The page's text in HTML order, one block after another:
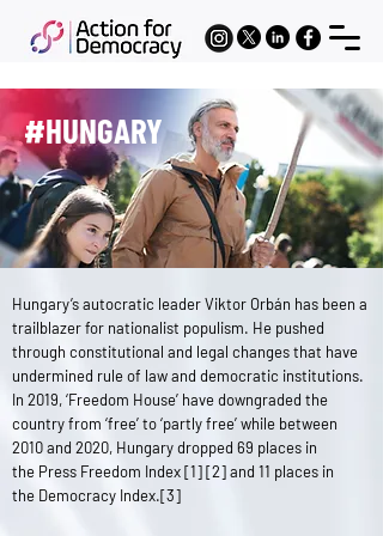
#HUNGARY
Hungary’s autocratic leader Viktor Orbán has been a
trailblazer for nationalist populism. He pushed
through constitutional and legal changes that have
undermined rule of law and democratic institutions.
In 2019, ‘Freedom House’ have downgraded the
country from ‘free’ to ‘partly free’ while between
2010 and 2020, Hungary dropped 69 places in
the Press Freedom Index[1] [2] and 11 places in
the Democracy Index.[3]